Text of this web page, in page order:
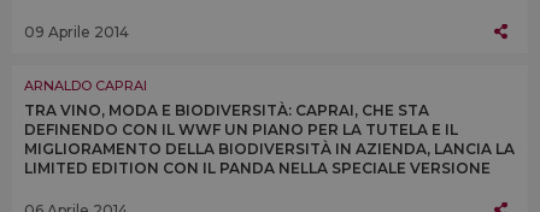
09 Aprile 2014
ARNALDO CAPRAI
TRA VINO, MODA E BIODIVERSITÀ: CAPRAI, CHE STA
DEFINENDO CON IL WWF UN PIANO PER LA TUTELA E IL
MIGLIORAMENTO DELLA BIODIVERSITÀ IN AZIENDA, LANCIA LA
LIMITED EDITION CON IL PANDA NELLA SPECIALE VERSIONE